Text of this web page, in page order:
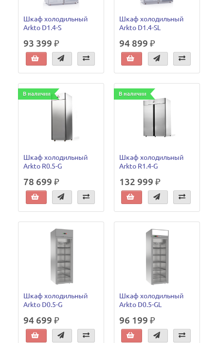
Шкаф холодильный
Arkto D1.4-S
93 399 ₽
Шкаф холодильный
Arkto D1.4-SL
94 899 ₽
В наличии
Шкаф холодильный
Arkto R0.5-G
78 699 ₽
В наличии
Шкаф холодильный
Arkto R1.4-G
132 999 ₽
Шкаф холодильный
Arkto D0.5-G
94 699 ₽
Шкаф холодильный
Arkto D0.5-GL
96 199 ₽